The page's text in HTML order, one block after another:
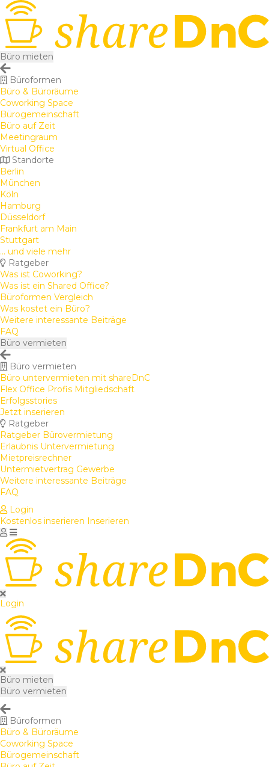
Büro mieten
Büroformen
Büro & Büroräume
Coworking Space
Bürogemeinschaft
Büro auf Zeit
Meetingraum
Virtual Office
Standorte
Berlin
München
Köln
Hamburg
Düsseldorf
Frankfurt am Main
Stuttgart
... und viele mehr
Ratgeber
Was ist Coworking?
Was ist ein Shared Office?
Büroformen Vergleich
Was kostet ein Büro?
Weitere interessante Beiträge
FAQ
Büro vermieten
Büro vermieten
Büro untervermieten mit shareDnC
Flex Office Profis Mitgliedschaft
Erfolgsstories
Jetzt inserieren
Ratgeber
Ratgeber Bürovermietung
Erlaubnis Untervermietung
Mietpreisrechner
Untermietvertrag Gewerbe
Weitere interessante Beiträge
FAQ
Login
Kostenlos inserieren Inserieren
Login
Büro mieten
Büro vermieten
Büroformen
Büro & Büroräume
Coworking Space
Bürogemeinschaft